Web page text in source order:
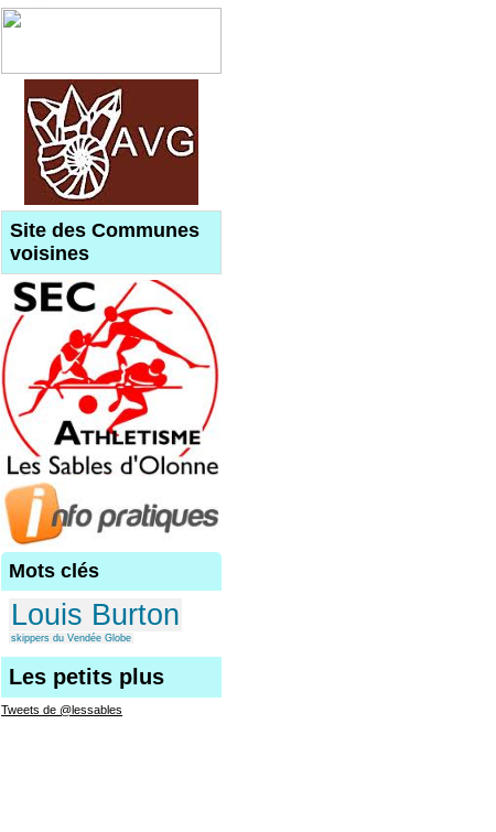
Site des Communes
voisines
Mots clés
Louis Burton
skippers du Vendée Globe
Les petits plus
Tweets de @lessables